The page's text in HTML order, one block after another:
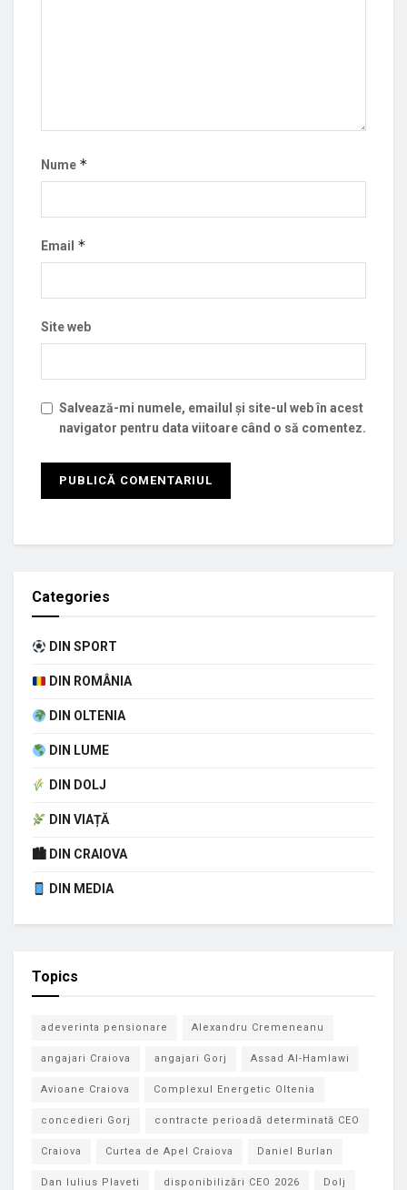
Nume *
Email *
Site web
Salvează-mi numele, emailul și site-ul web în acest
navigator pentru data viitoare când o să comentez.
Categories
DIN SPORT
DIN ROMÂNIA
DIN OLTENIA
DIN LUME
DIN DOLJ
DIN VIAȚĂ
🏙 DIN CRAIOVA
DIN MEDIA
Topics
adeverinta pensionare Alexandru Cremeneanu
angajari Craiova angajari Gorj Assad Al-Hamlawi
Avioane Craiova Complexul Energetic Oltenia
concedieri Gorj contracte perioadă determinată CEO
Craiova Curtea de Apel Craiova Daniel Burlan
Dan Iulius Plaveti disponibilizări CEO 2026 Dolj